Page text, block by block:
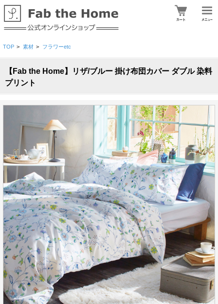
TOP > 素材 > フラワーetc
【Fab the Home】リザ/ブルー 掛け布団カバー ダブル 染料
プリント